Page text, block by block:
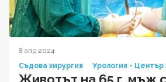
8 апр 2024
Съдова хирургия
Урология - Център